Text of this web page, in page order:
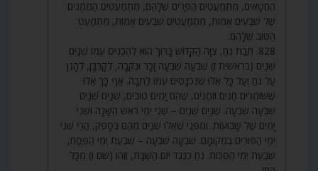
הַחֲטָאִים, מִתְמַעֲטִים הַפָּרִים שֶׁלָּהֶם, מִתְמַעֲטִים הַמְמֻנִּים
שֶׁל שִׁבְעִים אֻמּוֹת, מִתְמַעֲטִים שִׁבְעִים אֻמּוֹת, מִתְמַעֵט
הַטּוֹב שֶׁלָּהֶם.
828. תֵּבַת נֹחַ, צִוָּה הַקָּדוֹשׁ בָּרוּךְ הוּא לְהַכְנִיס עִמּוֹ שְׁנַיִם
שְׁנַיִם (בראשית ז) שִׁבְעָה שִׁבְעָה זָכָר וּנְקֵבָה, לְקָרְבָּן, לְהָגֵן
עַל נֹחַ וְעַל כָּל אֵלּוּ שֶׁנִּכְנָסִים עִמּוֹ לַתֵּבָה. אַף כָּךְ אֵלּוּ
שֶׁשּׁוֹמְרִים חַגִּים וּזְמַנִּים, שֶׁהֵם יָמִים טוֹבִים, שְׁנַיִם שְׁנַיִם
שִׁבְעָה שִׁבְעָה. שְׁנַיִם שְׁנַיִם – שְׁנֵי יְמֵי רֹאשׁ הַשָּׁנָה וּשְׁנֵי
יָמִים שֶׁל שָׁבוּעוֹת. וּמִפְּנֵי שֶׁאֵלּוּ שְׁנַיִם מֵהֶם בְּסָפֵק, הֲרֵי שְׁנֵי
יְמֵי הַפּוּרִים בִּמְקוֹמָם. שִׁבְעָה שִׁבְעָה – שִׁבְעַת יְמֵי הַפֶּסַח,
שִׁבְעַת יְמֵי הַסֻּכּוֹת. נֹחַ כְּנֶגֶד יוֹם הַשַּׁבָּת, וְזֶהוּ (שם ו) מִכָּל